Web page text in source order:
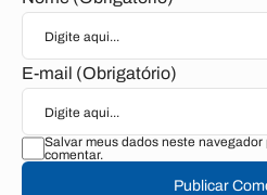
E-mail (Obrigatório)
Salvar meus dados neste
comentar.
Publicar